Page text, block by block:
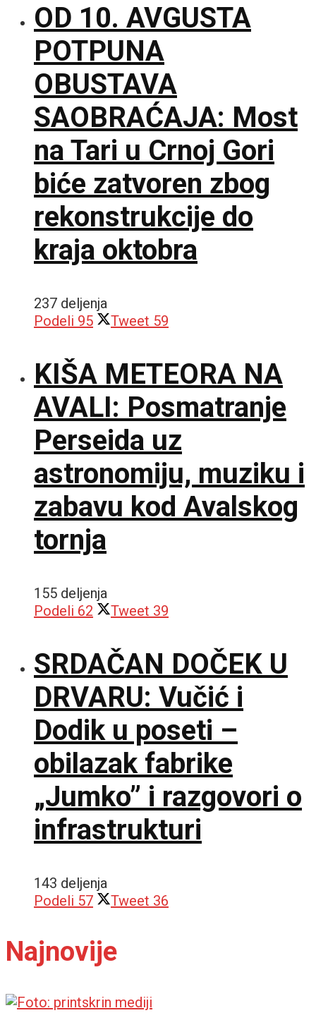
OD 10. AVGUSTA
POTPUNA
OBUSTAVA
SAOBRAĆAJA: Most
na Tari u Crnoj Gori
biće zatvoren zbog
rekonstrukcije do
kraja oktobra
237 deljenja
Podeli 95 Tweet 59
KIŠA METEORA NA
AVALI: Posmatranje
Perseida uz
astronomiju, muziku i
zabavu kod Avalskog
tornja
155 deljenja
Podeli 62 Tweet 39
SRDAČAN DOČEK U
DRVARU: Vučić i
Dodik u poseti –
obilazak fabrike
„Jumko” i razgovori o
infrastrukturi
143 deljenja
Podeli 57 Tweet 36
Najnovije